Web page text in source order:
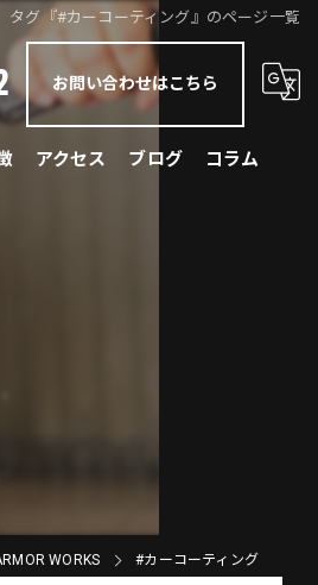
タグ『#カーコーティング』のページ一覧
お問い合わせはこちら
アクセス ブログ コラム
WORKS #カーコーティング